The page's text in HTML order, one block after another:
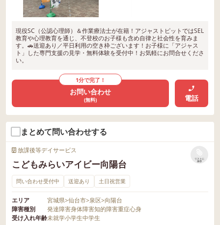
現役SC（公認心理師）＆作業療法士が在籍！アジャストピットではSEL
教育や心理教育を通じ、不登校のお子様も含め自律と社会性を育みま
す。🚗送迎あり／平日利用の空き枠ございます！お子様に「アジャス
ト」した専門支援の見学・無料体験を受付中！お気軽にお問合せくださ
い。
1分で完了！
お問い合わせ
(無料) 電話
まとめて問い合わせする
放課後等デイサービス
こどもみらいアイビー向陽台
リストに
保存
問い合わせ受付中 送迎あり 土日祝営業
エリア 宮城県>仙台市>泉区>向陽台
障害種別
発達障害身体障害知的障害重症心身
受け入れ年齢未就学小学生中学生